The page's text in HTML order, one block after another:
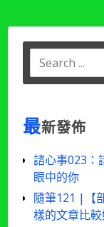
Search
for:
最新發佈
諮心事023：
眼中的你
隨筆121 |【
樣的文章比較